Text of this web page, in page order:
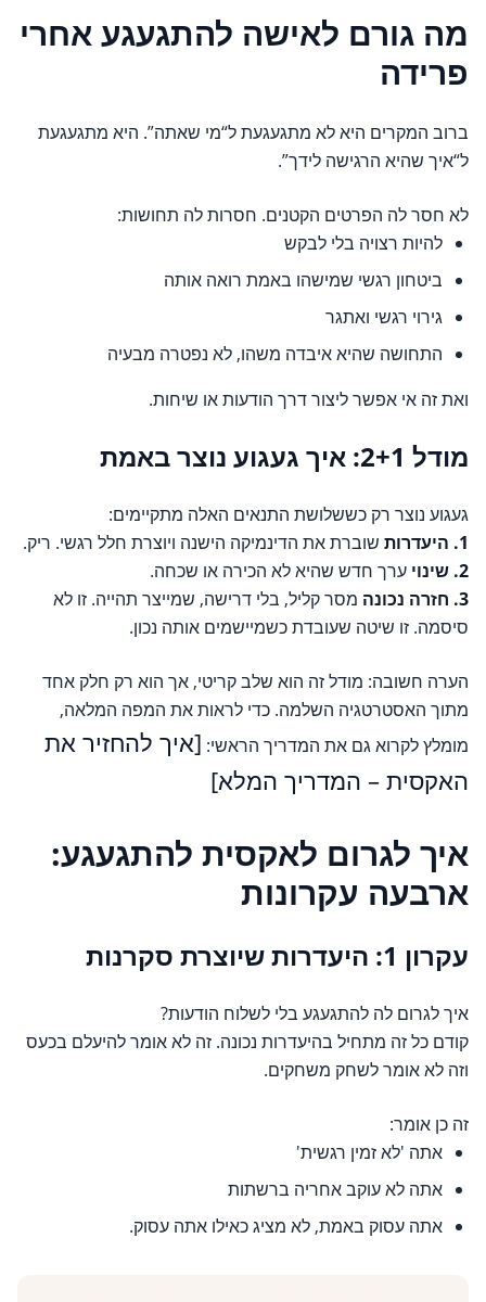
מה גורם לאישה להתגעגע אחרי
פרידה
ברוב המקרים היא לא מתגעגעת ל“מי שאתה”. היא מתגעגעת
ל“איך שהיא הרגישה לידך”.
לא חסר לה הפרטים הקטנים. חסרות לה תחושות:
להיות רצויה בלי לבקש
ביטחון רגשי שמישהו באמת רואה אותה
גירוי רגשי ואתגר
התחושה שהיא איבדה משהו, לא נפטרה מבעיה
ואת זה אי אפשר ליצור דרך הודעות או שיחות.
מודל 2+1: איך געגוע נוצר באמת
געגוע נוצר רק כששלושת התנאים האלה מתקיימים:
1. היעדרות
שוברת את הדינמיקה הישנה ויוצרת חלל רגשי. ריק.
2. שינוי
ערך חדש שהיא לא הכירה או שכחה.
3. חזרה נכונה
מסר קליל, בלי דרישה, שמייצר תהייה. זו לא
סיסמה. זו שיטה שעובדת כשמיישמים אותה נכון.
הערה חשובה: מודל זה הוא שלב קריטי, אך הוא רק חלק אחד
מתוך האסטרטגיה השלמה. כדי לראות את המפה המלאה,
מומלץ לקרוא גם את המדריך הראשי: [איך להחזיר את
האקסית – המדריך המלא]
איך לגרום לאקסית להתגעגע:
ארבעה עקרונות
עקרון 1: היעדרות שיוצרת סקרנות
איך לגרום לה להתגעגע בלי לשלוח הודעות?
קודם כל זה מתחיל בהיעדרות נכונה. זה לא אומר להיעלם בכעס
וזה לא אומר לשחק משחקים.
זה כן אומר:
אתה 'לא זמין רגשית'
אתה לא עוקב אחריה ברשתות
אתה עסוק באמת, לא מציג כאילו אתה עסוק.